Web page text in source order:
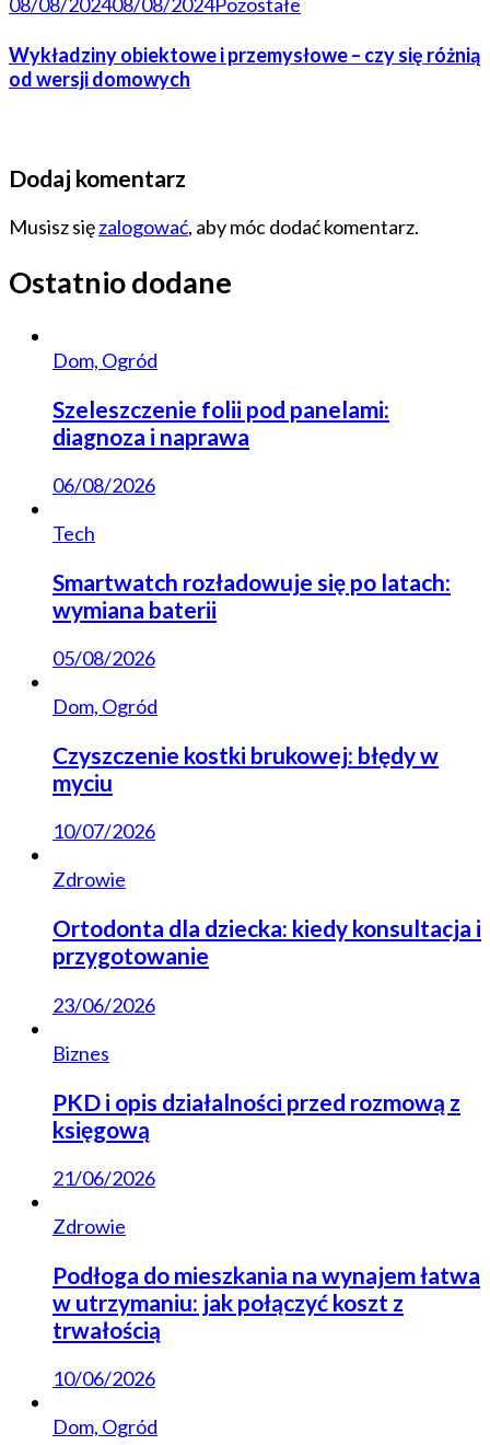
Wykładziny obiektowe i przemysłowe – czy się różnią
od wersji domowych
Dodaj komentarz
Musisz sięzalogować, aby móc dodać komentarz.
Ostatnio dodane
Dom, Ogród
Szeleszczenie folii pod panelami:
diagnoza i naprawa
06/08/2026
Tech
Smartwatch rozładowuje się po latach:
wymiana baterii
05/08/2026
Dom, Ogród
Czyszczenie kostki brukowej: błędy w
myciu
10/07/2026
Zdrowie
Ortodonta dla dziecka: kiedy konsultacja i
przygotowanie
23/06/2026
Biznes
PKD i opis działalności przed rozmową z
księgową
21/06/2026
Zdrowie
Podłoga do mieszkania na wynajem łatwa
w utrzymaniu: jak połączyć koszt z
trwałością
10/06/2026
Dom, Ogród